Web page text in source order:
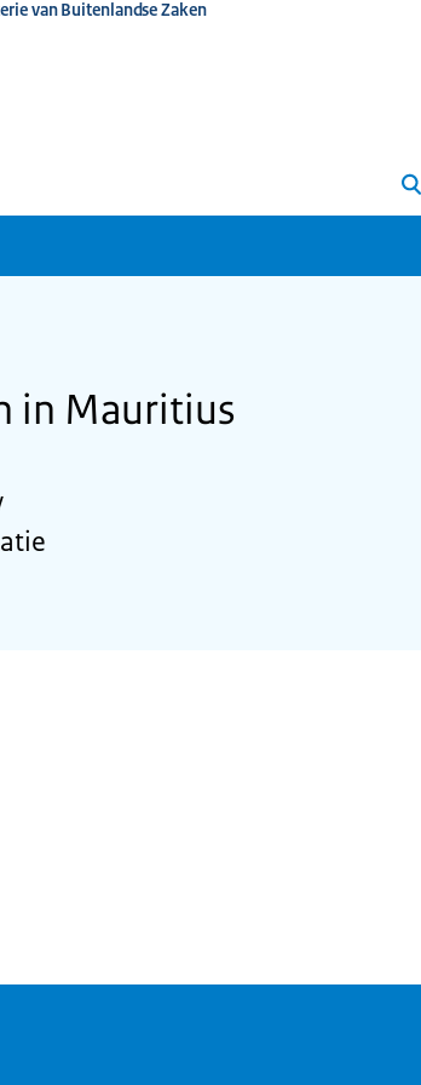
van Buitenlandse Zaken
in Mauritius